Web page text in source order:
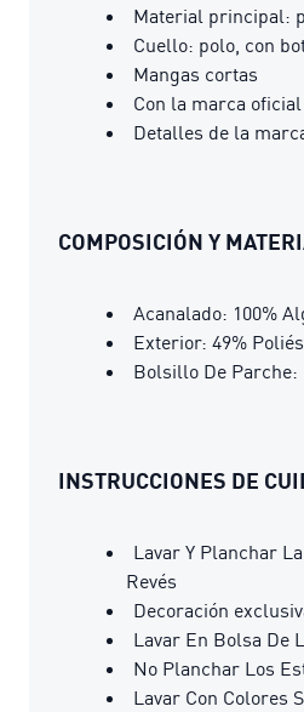
Material principal:
Cuello: polo, con
Mangas cortas
Con la marca
Detalles de la
COMPOSICIÓN Y
Acanalado: 100%
Exterior: 49%
Bolsillo De
INSTRUCCIONES DE
Lavar Y Planchar
Revés
Decoración
Lavar En Bolsa De
No Planchar Los
Lavar Con Colores